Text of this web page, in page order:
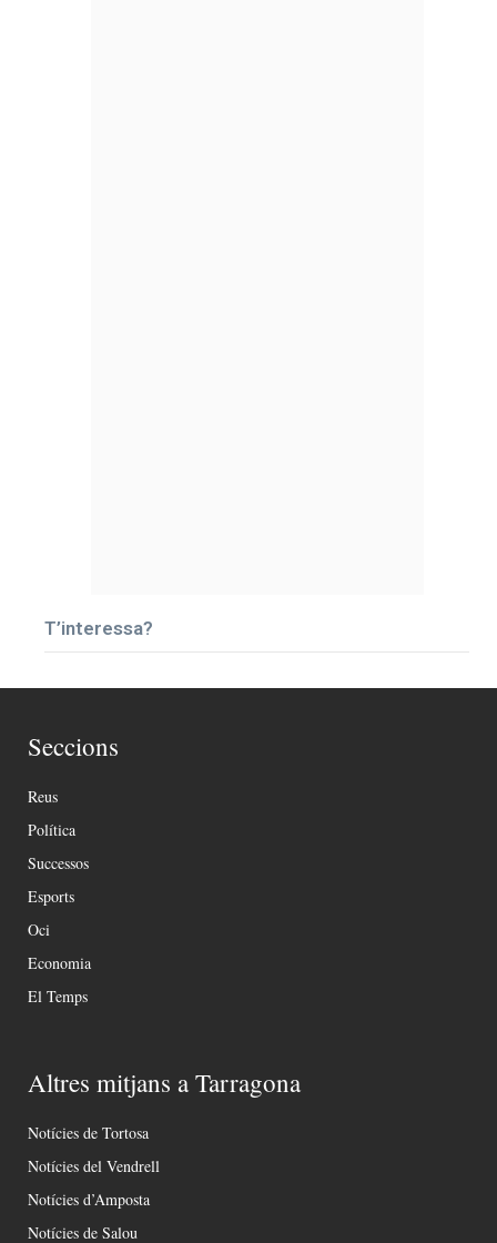
T’interessa?
Seccions
Reus
Política
Successos
Esports
Oci
Economia
El Temps
Altres mitjans a Tarragona
Notícies de Tortosa
Notícies del Vendrell
Notícies d’Amposta
Notícies de Salou